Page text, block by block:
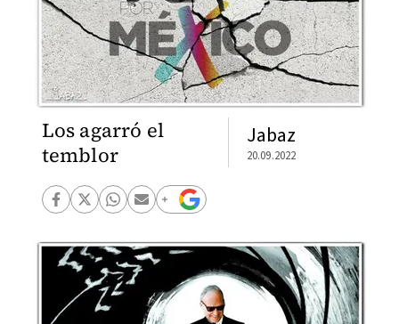
Los agarró el
temblor
Jabaz
20.09.2022